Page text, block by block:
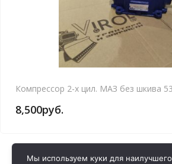
Компрессор 2-х цил. МАЗ без шкива
8,500руб.
Мы используем куки для наилучшего